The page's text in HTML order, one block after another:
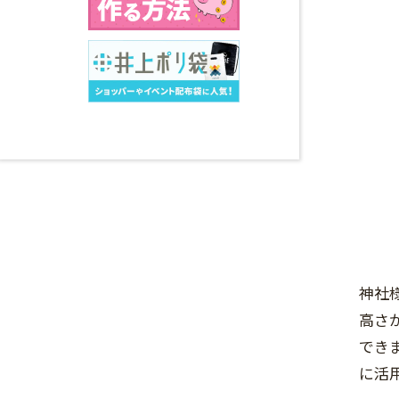
神社
高さ
でき
に活